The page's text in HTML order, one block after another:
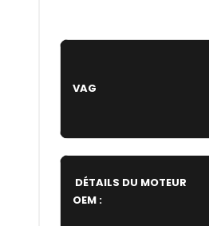
VAG
DÉTAILS DU MOTEUR
OEM :